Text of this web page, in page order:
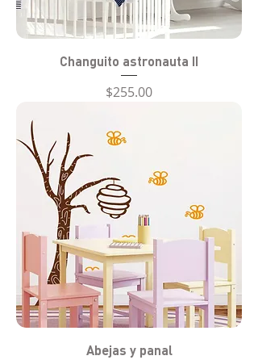
Changuito astronauta II
Precio
$255.00
Abejas y panal